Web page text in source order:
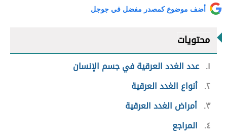
أضف موضوع كمصدر مفضل في جوجل
محتويات
١ عدد الغدد العرقية في جسم الإنسان
٢ أنواع الغدد العرقية
٣ أمراض الغدد العرقية
٤
المراجع